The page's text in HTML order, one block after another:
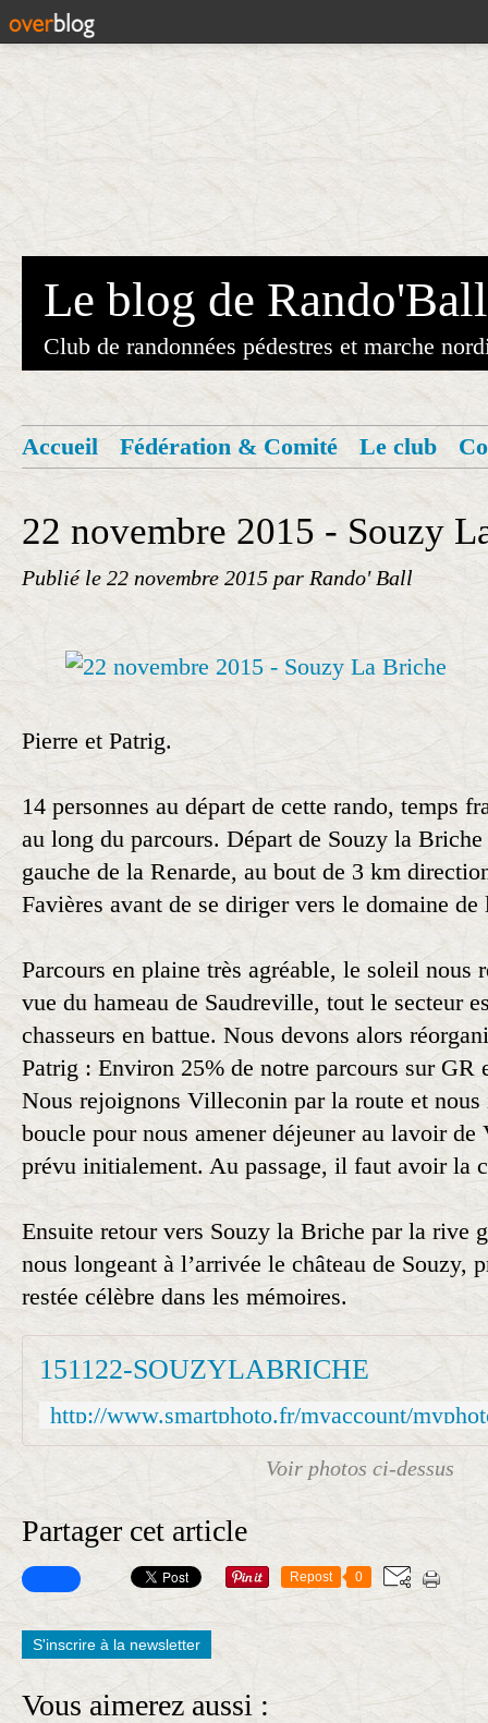
Le blog de Rando'Ball
Club de randonnées pédestres et marche
Accueil Fédération & Comité Le club
22 novembre 2015 - Souzy
Publié le 22 novembre 2015 par Rando' Ball
Pierre et Patrig.
14 personnes au départ de cette rando, temps
au long du parcours. Départ de Souzy la
gauche de la Renarde, au bout de 3 km
Favières avant de se diriger vers le domaine
Parcours en plaine très agréable, le soleil nous
vue du hameau de Saudreville, tout le secteur
chasseurs en battue. Nous devons alors
Patrig : Environ 25% de notre parcours sur GR
Nous rejoignons Villeconin par la route et
boucle pour nous amener déjeuner au lavoir
prévu initialement. Au passage, il faut avoir la
Ensuite retour vers Souzy la Briche par la rive
nous longeant à l’arrivée le château de Souzy,
restée célèbre dans les mémoires.
151122-SOUZYLABRICHE
Voir photos ci-dessus
Partager cet article
Repost 0
S'inscrire à la newsletter
Vous aimerez aussi :